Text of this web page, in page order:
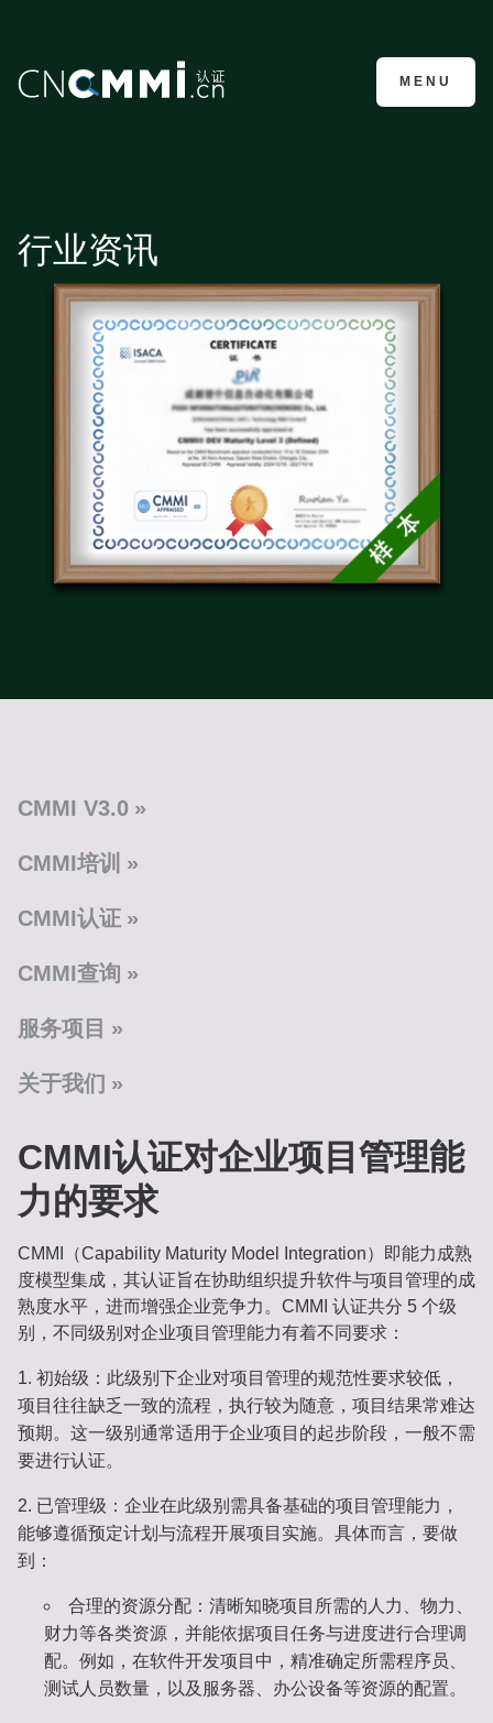
CMMI认证咨询
MENU
行业资讯
CMMI V3.0
CMMI培训
CMMI认证
CMMI查询
服务项目
关于我们
CMMI认证对企业项目管理能
力的要求
CMMI（Capability Maturity Model Integration）即能力成熟
度模型集成，其认证旨在协助组织提升软件与项目管理的成
熟度水平，进而增强企业竞争力。CMMI 认证共分 5 个级
别，不同级别对企业项目管理能力有着不同要求：
初始级 ：此级别下企业对项目管理的规范性要求较低，
项目往往缺乏一致的流程，执行较为随意，项目结果常难达
预期。这一级别通常适用于企业项目的起步阶段，一般不需
要进行认证。
已管理级 ：企业在此级别需具备基础的项目管理能力，
能够遵循预定计划与流程开展项目实施。具体而言，要做
到：
合理的资源分配 ：清晰知晓项目所需的人力、物力、
财力等各类资源，并能依据项目任务与进度进行合理调
配。例如，在软件开发项目中，精准确定所需程序员、
测试人员数量，以及服务器、办公设备等资源的配置。